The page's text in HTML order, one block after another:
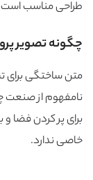
طراحی مناسب
چگونه تصویر
متن ساختگی برای
نامفهوم از صنعت
برای پر کردن فضا
خاصی ندارد.